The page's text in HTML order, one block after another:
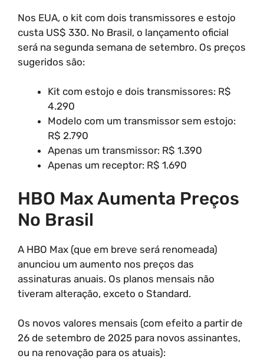
Nos EUA, o kit com dois transmissores e estojo
custa US$ 330. No Brasil, o lançamento oficial
será na segunda semana de setembro. Os preços
sugeridos são:
Kit com estojo e dois transmissores: R$
4.290
Modelo com um transmissor sem estojo:
R$ 2.790
Apenas um transmissor: R$ 1.390
Apenas um receptor: R$ 1.690
HBO Max Aumenta Preços
No Brasil
A HBO Max (que em breve será renomeada)
anunciou um aumento nos preços das
assinaturas anuais. Os planos mensais não
tiveram alteração, exceto o Standard.
Os novos valores mensais (com efeito a partir de
26 de setembro de 2025 para novos assinantes,
ou na renovação para os atuais):